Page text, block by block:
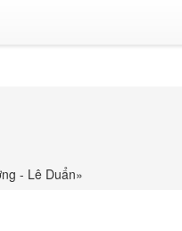
- Lê Duẩn»